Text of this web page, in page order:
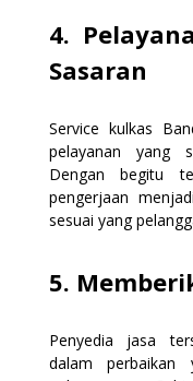
4.
Sasaran
Service kulkas
pelayanan yang
Dengan begitu
pengerjaan
sesuai yang
5.
Penyedia jasa
dalam perbaikan